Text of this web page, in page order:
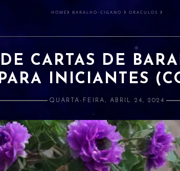
HOME BARALHO-CIGANO ORACULOS
CARTAS DE
INICIANTES
QUARTA-FEIRA, ABRIL 24, 2024